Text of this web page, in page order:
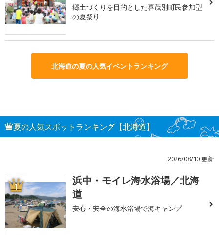
郷土づくりを目的とした喜茂別町民参加型
の夏祭り
北海道の夏の人気イベントランキング
夏の人気スポットランキング【北海道】
2026/08/10 更新
1
浜中・モイレ海水浴場／北海
道
安心・安全の海水浴場で海キャンプ